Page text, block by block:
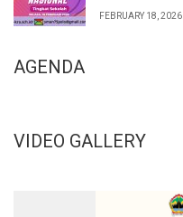
FEBRUARY 18, 2026
AGENDA
VIDEO GALLERY